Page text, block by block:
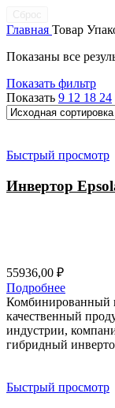
Главная Товар
Показаны все
Показать фильтр
Показать 9 12 18 24
Быстрый просмотр
Инвертор
55936,00 ₽
Подробнее
Комбинированный
качественный
индустрии,
гибридный
Быстрый просмотр